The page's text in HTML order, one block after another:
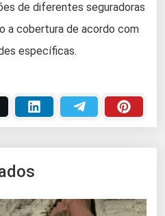
de diferentes seguradoras
a cobertura de acordo com
específicas.